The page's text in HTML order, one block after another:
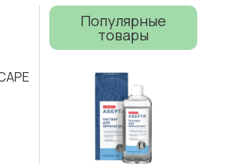
Популярные
товары